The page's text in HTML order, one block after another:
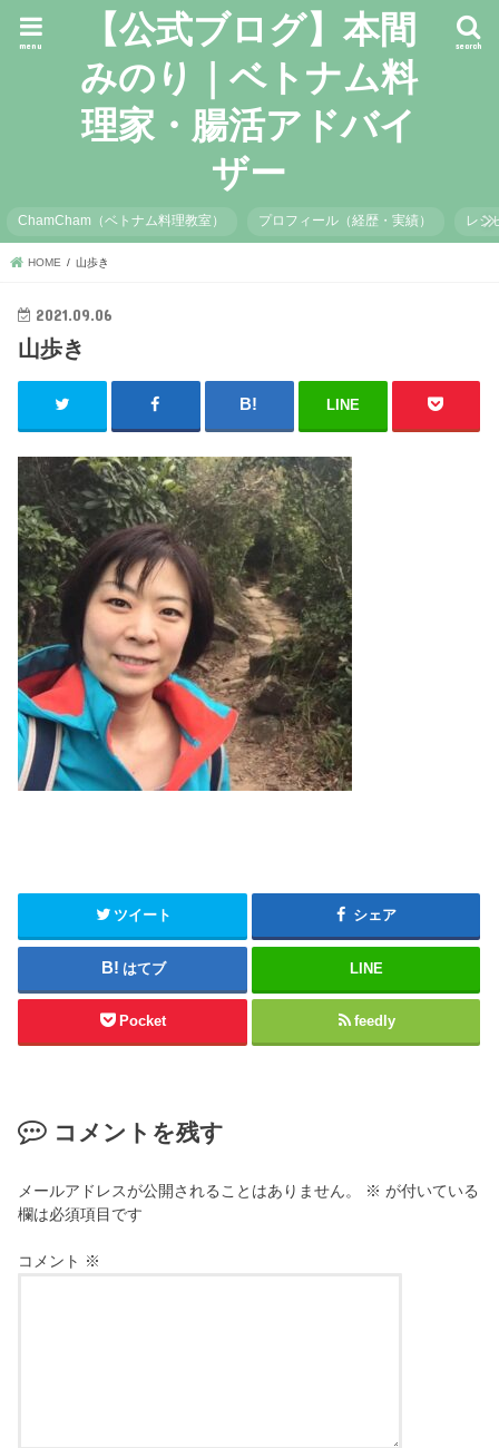
【公式ブログ】本間
みのり｜ベトナム料
理家・腸活アドバイ
ザー
search
menu
ChamCham（ベトナム料理教室） プロフィール（経歴・実績） レシ
HOME 山歩き
2021.09.06
山歩き
LINE
ツイート シェア
はてブ LINE
Pocket feedly
コメントを残す
メールアドレスが公開されることはありません。 ※ が付いている
欄は必須項目です
コメント ※